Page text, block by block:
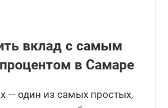
вклад с самым
в Самаре
— один из самых простых,